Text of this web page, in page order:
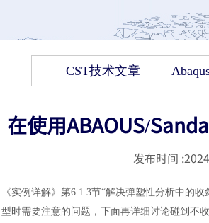
CST技术文章
在使用ABAOUS/
发布时间 :
《实例详解》第6.1.3节“解决弹塑性分析中的
型时需要注意的问题，下面再详细讨论碰到不